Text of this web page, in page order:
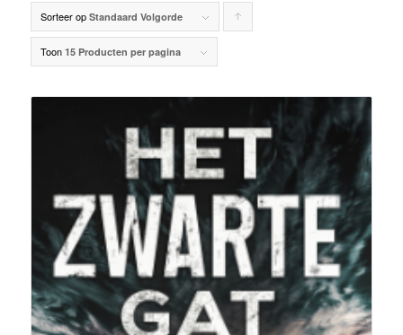
Sorteer op Standaard Volgorde
Toon 15 Producten per pagina